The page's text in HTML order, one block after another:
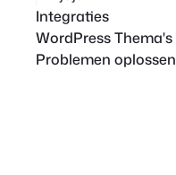
Integraties
WordPress Thema's
Problemen oplossen